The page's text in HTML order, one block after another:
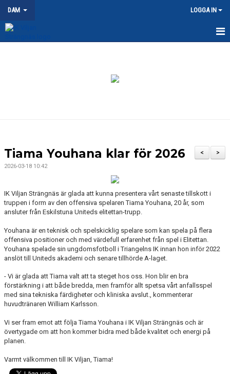
DAM LOGGA IN
DOKUMENT
>
<
Tiama Youhana klar för 2026
2026-03-18 10:42
IK Viljan Strängnäs är glada att kunna presentera vårt senaste tillskott i
truppen i form av den offensiva spelaren Tiama Youhana, 20 år, som
ansluter från Eskilstuna Uniteds elitettan-trupp.
Youhana är en teknisk och spelskicklig spelare som kan spela på flera
offensiva positioner och med värdefull erfarenhet från spel i Elitettan.
Youhana spelade sin ungdomsfotboll i Triangelns IK innan hon inför 2022
anslöt till Uniteds akademi och senare tillhörde A-laget.
- Vi är glada att Tiama valt att ta steget hos oss. Hon blir en bra
förstärkning i att både bredda, men framför allt spetsa vårt anfallsspel
med sina tekniska färdigheter och kliniska avslut., kommenterar
huvudtränaren William Karlsson.
Vi ser fram emot att följa Tiama Youhana i IK Viljan Strängnäs och är
övertygade om att hon kommer bidra med både kvalitet och energi på
planen.
Varmt välkommen till IK Viljan, Tiama!